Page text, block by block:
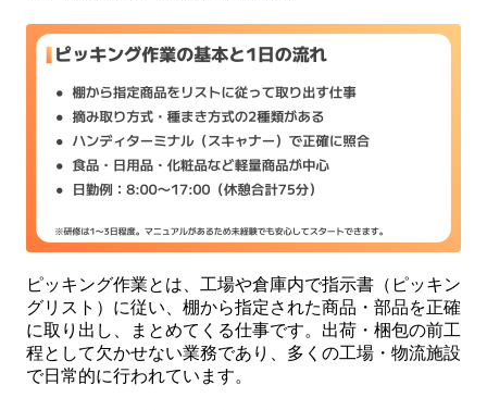
ピッキング作業とは、工場や倉庫内で指示書（ピッキン
グリスト）に従い、棚から指定された商品・部品を正確
に取り出し、まとめてくる仕事です。出荷・梱包の前工
程として欠かせない業務であり、多くの工場・物流施設
で日常的に行われています。